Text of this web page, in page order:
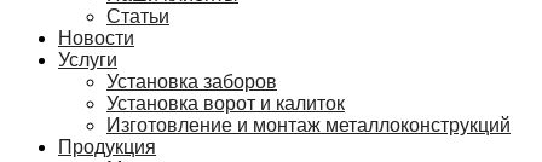
Статьи
Новости
Услуги
Установка заборов
Установка ворот и калиток
Изготовление и монтаж металлоконструкций
Продукция